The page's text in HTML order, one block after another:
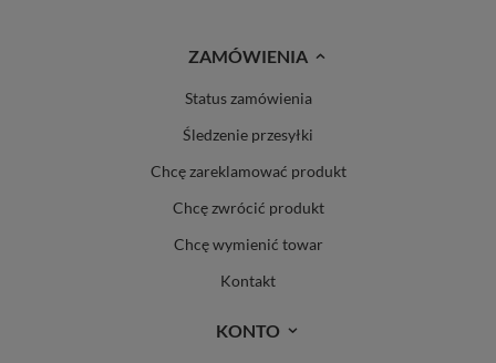
ZAMÓWIENIA
Status zamówienia
Śledzenie przesyłki
Chcę zareklamować produkt
Chcę zwrócić produkt
Chcę wymienić towar
Kontakt
KONTO